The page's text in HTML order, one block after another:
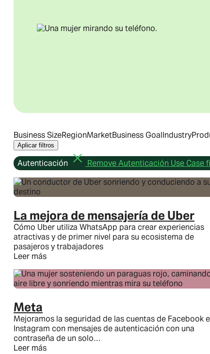
Plataforma para empresas
Plataforma para empresas
Funciones
Precios
WhatsApp Flows
Categorías de mensajes:
Categorías de mensajes:
Categorías de mensajes:
Business SizeRegionMarketBusiness GoalIndustry
Aplicar filtros
Autenticación Remove Autenticación Use Case
La mejora de mensajería de Uber
Cómo Uber utiliza WhatsApp para crear experiencias
atractivas y de primer nivel para su ecosistema de
pasajeros y trabajadores
Leer más
Meta
Mejoramos la seguridad de las cuentas de Facebook e
Instagram con mensajes de autenticación con una
contraseña de un solo…
Leer más